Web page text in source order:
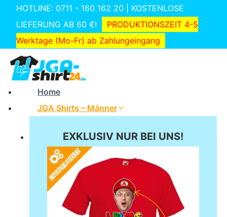
Inhalt
springen
HOTLINE: 0711 - 160 162 20 | KOSTENLOSE
LIEFERUNG AB 60 €!
PRODUKTIONSZEIT 4-5
Werktage (Mo-Fr) ab Zahlungeingang
Home
JGA Shirts – Männer
EXKLUSIV NUR BEI UNS!